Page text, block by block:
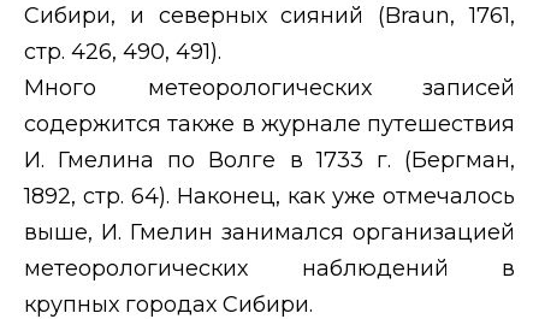
Сибири, и северных сияний (Braun, 1761,
стр. 426, 490, 491).
Много метеорологических записей
содержится также в журнале путешествия
И. Гмелина по Волге в 1733 г. (Бергман,
1892, стр. 64). Наконец, как уже отмечалось
выше, И. Гмелин занимался организацией
метеорологических наблюдений в
крупных городах Сибири.